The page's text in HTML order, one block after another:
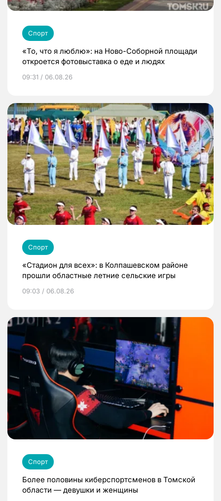
Спорт
«То, что я люблю»: на Ново-Соборной площади
откроется фотовыставка о еде и людях
09:31 / 06.08.26
Спорт
«Стадион для всех»: в Колпашевском районе
прошли областные летние сельские игры
09:03 / 06.08.26
Спорт
Более половины киберспортсменов в Томской
области — девушки и женщины